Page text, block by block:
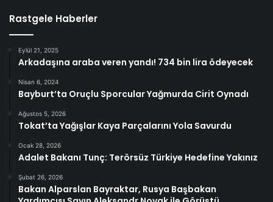
Rastgele Haberler
Eylül 21, 2025
Arkadaşına araba veren yandı! 734 bin lira ödeyecek
Nisan 6, 2024
Bayburt’ta Oruçlu Sporcular Yağmurda Cirit Oynadı
Ağustos 5, 2026
Tokat’ta Yağışlar Kaya Parçalarını Yola Savurdu
Ocak 28, 2026
Adalet Bakanı Tunç: Terörsüz Türkiye Hedefine Yakınız
Şubat 26, 2026
Bakan Alparslan Bayraktar, Rusya Başbakan